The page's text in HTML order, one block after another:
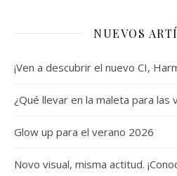
NUEVOS
¡Ven a descubrir el nuevo CI,
¿Qué llevar en la maleta para las
Glow up para el verano 2026
Novo visual, misma actitud.